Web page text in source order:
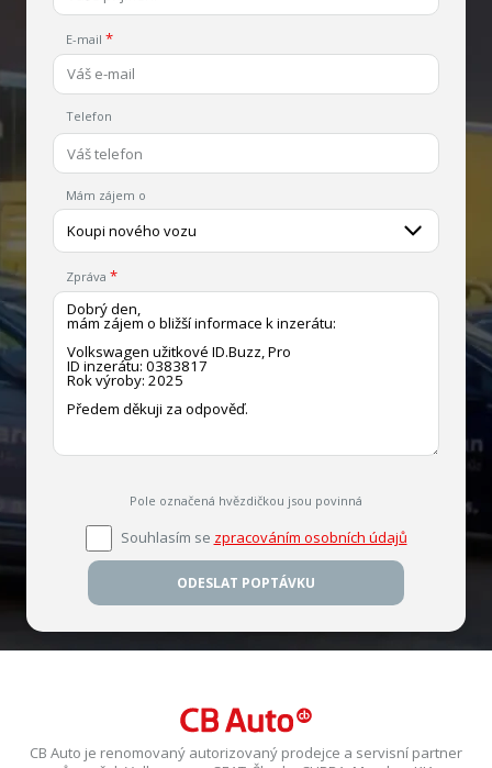
E-mail
Telefon
Mám zájem o
Koupi nového vozu
Zpráva
Pole označená hvězdičkou jsou povinná
Souhlasím se zpracováním osobních údajů
ODESLAT POPTÁVKU
CB Auto je renomovaný autorizovaný prodejce a servisní partner